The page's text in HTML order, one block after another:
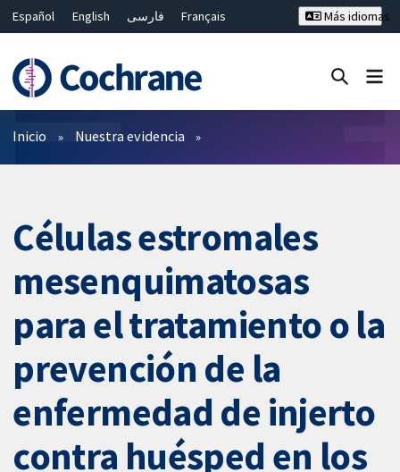
Español English فارسی
Français
Bahasa Malaysia
ไทย 繁體中文
Más idiomas
Filtros
Inicio Nuestra evidencia
Células estromales
mesenquimatosas
para el tratamiento o la
prevención de la
enfermedad de injerto
contra huésped en los